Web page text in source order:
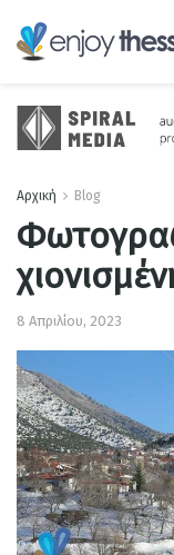
Αρχική Blog
8 Απριλίου, 2023